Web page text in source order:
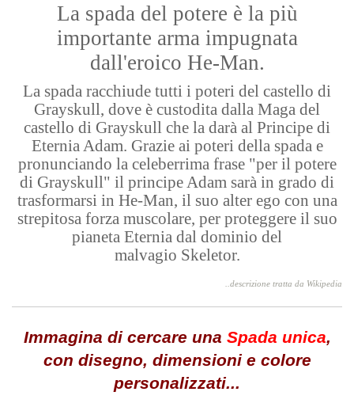
La spada del potere è la più
importante arma impugnata
dall'eroico He-Man.
La spada racchiude tutti i poteri del castello di
Grayskull, dove è custodita dalla Maga del
castello di Grayskull che la darà al Principe di
Eternia Adam. Grazie ai poteri della spada e
pronunciando la celeberrima frase "per il potere
di Grayskull" il principe Adam sarà in grado di
trasformarsi in He-Man, il suo alter ego con una
strepitosa forza muscolare, per proteggere il suo
pianeta Eternia dal dominio del
malvagio Skeletor.
..descrizione tratta da Wikipedia
Immagina di cercare una Spada unica,
con disegno, dimensioni e colore
personalizzati...